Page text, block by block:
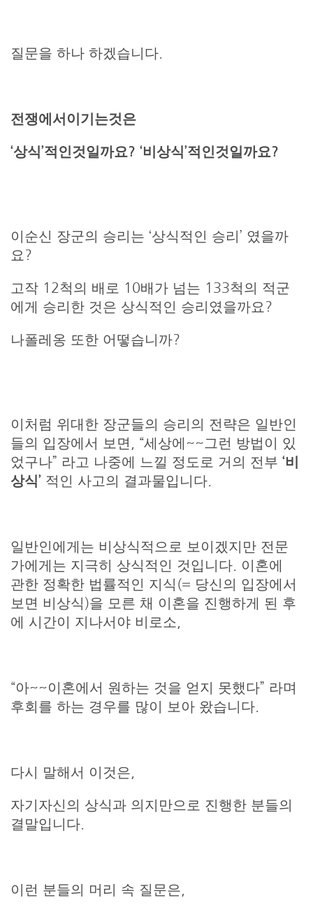
질문을 하나 하겠습니다.
전쟁에서 이기는것은
‘상식’적인것일까요? ‘비상식’적인것일까요?
이순신 장군의 승리는 ‘상식적인 승리’ 였을까
요?
고작 12척의 배로 10배가 넘는 133척의 적군
에게 승리한 것은 상식적인 승리였을까요?
나폴레옹 또한 어떻습니까?
이처럼 위대한 장군들의 승리의 전략은 일반인
들의 입장에서 보면, “세상에~~그런 방법이 있
었구나” 라고 나중에 느낄 정도로 거의 전부 ‘비
상식’ 적인 사고의 결과물입니다.
일반인에게는 비상식적으로 보이겠지만 전문
가에게는 지극히 상식적인 것입니다. 이혼에
관한 정확한 법률적인 지식(= 당신의 입장에서
보면 비상식)을 모른 채 이혼을 진행하게 된 후
에 시간이 지나서야 비로소,
“아~~이혼에서 원하는 것을 얻지 못했다” 라며
후회를 하는 경우를 많이 보아 왔습니다.
다시 말해서 이것은,
자기자신의 상식과 의지만으로 진행한 분들의
결말입니다.
이런 분들의 머리 속 질문은,